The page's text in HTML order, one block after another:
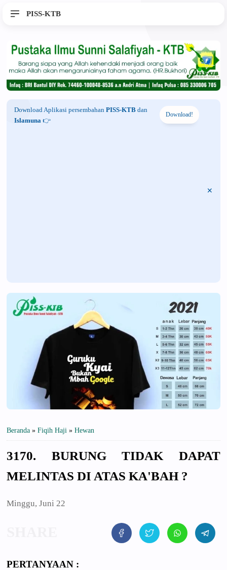
PISS-KTB
Download Aplikasi persembahan PISS-KTB dan
Islamuna 👉
Download!
Beranda » Fiqih Haji » Hewan
3170. BURUNG TIDAK DAPAT
MELINTAS DI ATAS KA'BAH ?
Minggu, Juni 22
PERTANYAAN :